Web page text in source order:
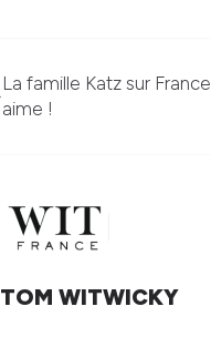
La famille Katz sur
aime !
TOM WITWICKY